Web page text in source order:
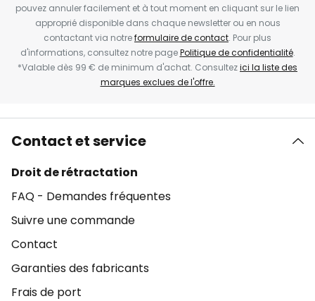
pouvez annuler facilement et à tout moment en cliquant sur le lien
approprié disponible dans chaque newsletter ou en nous
contactant via notreformulaire de contact. Pour plus
d'informations, consultez notre pagePolitique de confidentialité.
*Valable dès 99 € de minimum d'achat. Consultezici la liste des
marques exclues de l'offre.
Contact et service
Droit de rétractation
FAQ - Demandes fréquentes
Suivre une commande
Contact
Garanties des fabricants
Frais de port